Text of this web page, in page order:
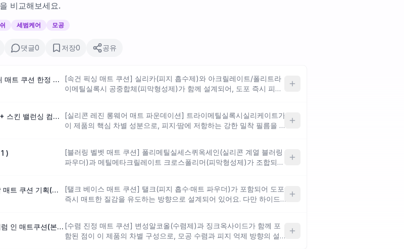
비교해보세요.
세범케어 모공
댓글0 저장0 공유
[크림치크 본품 증정/3월 올영픽] 힌스 메쉬 매트 쿠션 한정 기획 (+리필+크림치크 본품)(오드스프링에디션)
[속건 픽싱 매트 쿠션] 실리카(피지 흡수제)와 아크릴레이트/폴리트라
이메틸실록시 공중합체(피막형성제)가 함께 설계되어, 도포 즉시 피지
피부에 유리한 방향이며, 자외선 차단은 티타늄디옥사이드 단독 구성이
라 강한 자외선 환경에서는 별도 선케어를 고려하는 것이 좋아요.
MAC 스튜디오 픽스 플루이드 SPF25/PA++ 스킨 밸런싱 컴플렉스 롱웨어 소프트 매트 파운데이션
[실리콘 레진 롱웨어 매트 파운데이션] 트라이메틸실록시실리케이트가
이 제품의 핵심 차별 성분으로, 피지·땀에 저항하는 강한 밀착 필름을 형
중심의 이 성분 구성이 더 강한 픽싱 효과를 설계한 방향에 가깝습니다.
다만 소듐하이알루로네이트 등 보습 성분도 포함되어 있고 실리콘 레진
따라 주의가 필요해요.
)
[블러링 벨벳 매트 쿠션] 폴리메틸실세스퀴옥세인(실리콘 계열 블러링
파우더)과 메틸메타크릴레이트 크로스폴리머(피막형성제)가 조합되어
포함되어 완전 건조한 발림보다는 약간의 유연함이 섞인 벨벳 매트 계
열에 가까운 구성이에요. 기름이 매우 빠르게 올라오는 극 지성 피부에
분 구성입니다.
[한정수량/단독구성] 핀브 스모키 크리스탈 매트 쿠션 기획(본품+리필+키링)
[탤크 베이스 매트 쿠션] 탤크(피지 흡수·매트 파우더)가 포함되어 도포
즉시 매트한 질감을 유도하는 방향으로 설계되어 있어요. 다만 하이드
효과가 이 성분들의 유분감과 균형을 이루는 구조여서 매트 지속력이
기대보다 짧게 느껴질 수 있는 점은 주의가 필요합니다.
[진정매트쿠션/모공커버] 파넬 시카마누 세럼 인 매트쿠션(본품+리필) [수렴 진정 매트 쿠션] 변성알코올(수렴제)과 징크옥사이드가 함께 포
함된 점이 이 제품의 차별 구성으로, 모공 수렴과 피지 억제 방향의 설